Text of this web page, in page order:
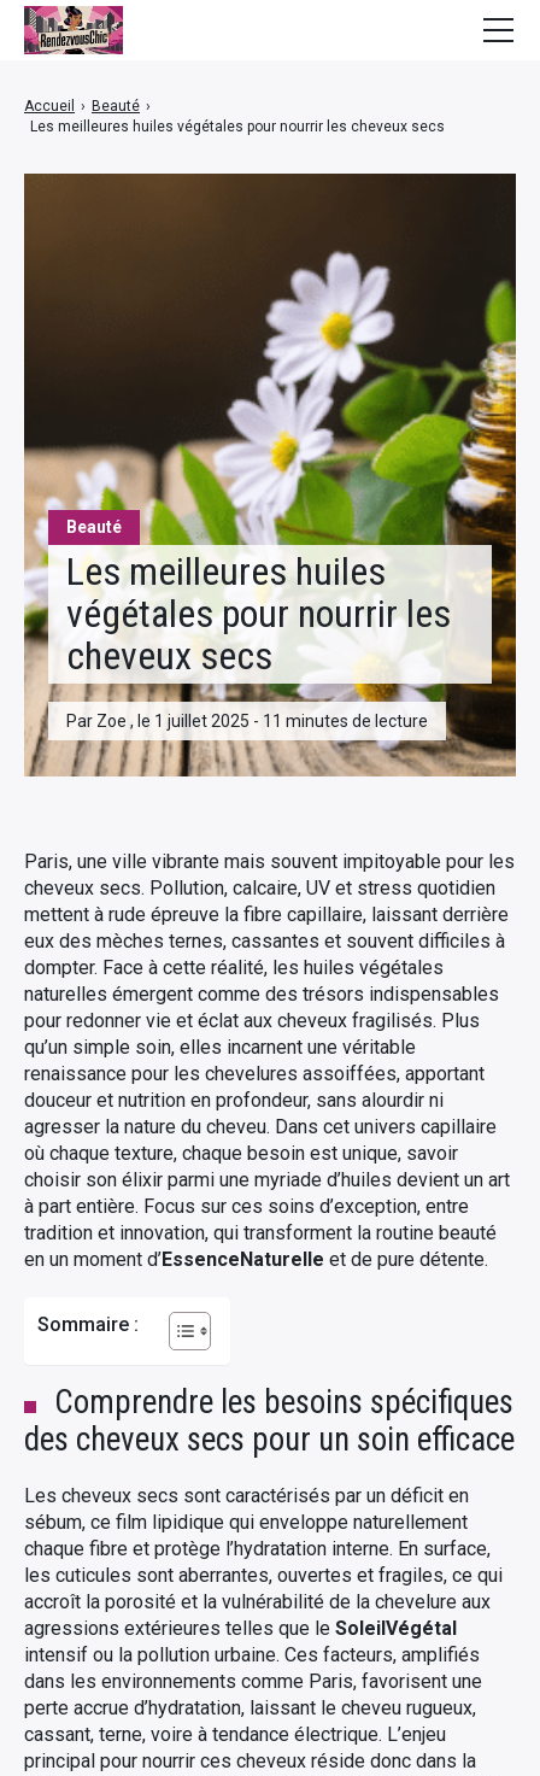
Beauté
Les meilleures huiles
végétales pour nourrir les
cheveux secs
Par Zoe , le 1 juillet 2025 - 11 minutes de lecture
Accueil › Beauté ›
Les meilleures huiles végétales pour nourrir les cheveux secs
Paris, une ville vibrante mais souvent impitoyable pour les
cheveux secs. Pollution, calcaire, UV et stress quotidien
mettent à rude épreuve la fibre capillaire, laissant derrière
eux des mèches ternes, cassantes et souvent difficiles à
dompter. Face à cette réalité, les huiles végétales
naturelles émergent comme des trésors indispensables
pour redonner vie et éclat aux cheveux fragilisés. Plus
qu’un simple soin, elles incarnent une véritable
renaissance pour les chevelures assoiffées, apportant
douceur et nutrition en profondeur, sans alourdir ni
agresser la nature du cheveu. Dans cet univers capillaire
où chaque texture, chaque besoin est unique, savoir
choisir son élixir parmi une myriade d’huiles devient un art
à part entière. Focus sur ces soins d’exception, entre
tradition et innovation, qui transforment la routine beauté
en un moment d’EssenceNaturelle et de pure détente.
Sommaire :
Comprendre les besoins spécifiques
des cheveux secs pour un soin efficace
Les cheveux secs sont caractérisés par un déficit en
sébum, ce film lipidique qui enveloppe naturellement
chaque fibre et protège l’hydratation interne. En surface,
les cuticules sont aberrantes, ouvertes et fragiles, ce qui
accroît la porosité et la vulnérabilité de la chevelure aux
agressions extérieures telles que le SoleilVégétal
intensif ou la pollution urbaine. Ces facteurs, amplifiés
dans les environnements comme Paris, favorisent une
perte accrue d’hydratation, laissant le cheveu rugueux,
cassant, terne, voire à tendance électrique. L’enjeu
principal pour nourrir ces cheveux réside donc dans la
Bien-être